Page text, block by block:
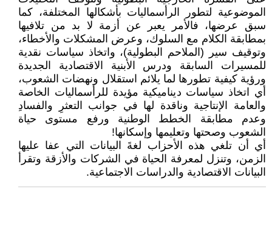
الموضوعية لتطور الرأسماليات بأشكالها المختلفة، كما
سبق عرضها، فالأمر يعبر عن أزمة لا بد من تلافيها
بمطابقة الكلام مع السلوك، وعرض المشكلات والأخطاء،
وتوقيف سير (الملاحم البطولية)، واتخاذ سياسات نقدية
للمسيرات السابقة ودرس الأبنية الاقتصادية الجديدة
ورؤية كيفية تطورها لما يلائم استقلال ونهضات الشعوب،
أي اتخاذ سياسات ديناميكية مؤيدة للرأسماليات الخاصة
والعامة الإنتاجية وناقدة لها في جوانب التعثرِ والفسادِ
وعدم مطابقة الخطط الوطنية ورفع مستوى حياة
الشعوب وصحتها وتعليمها وإسكانها!
أي أن تلغي هذه الأحزاب لغةَ البيانات التي عفا عليها
الزمن، وتنزل لمعرفة الحياة في الشركات والأزقة وتقرأ
البيانات الاقتصادية والدراسات الاجتماعية.